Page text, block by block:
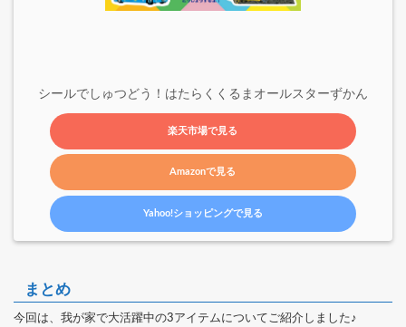
シールでしゅつどう！はたらくくるまオールスターずかん
楽天市場で見る
Amazonで見る
Yahoo!ショッピングで見る
まとめ
今回は、我が家で大活躍中の3アイテムについてご紹介しました♪